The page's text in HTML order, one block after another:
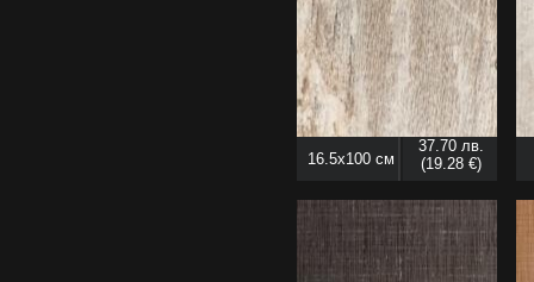
16.5x100 см
37.70 лв.
(19.28 €)